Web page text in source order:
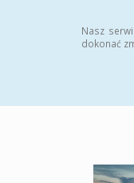
Nasz
dokonać